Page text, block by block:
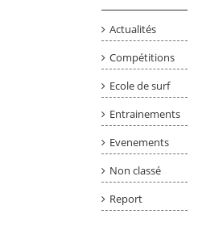
Actualités
Compétitions
Ecole de surf
Entrainements
Evenements
Non classé
Report